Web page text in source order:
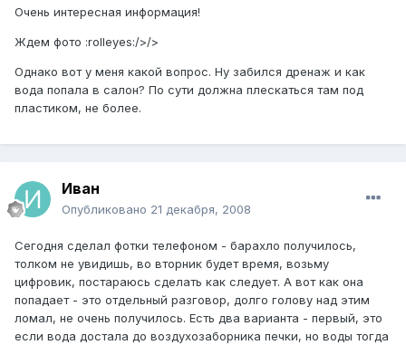
Очень интересная информация!
Ждем фото :rolleyes:/>/>
Однако вот у меня какой вопрос. Ну забился дренаж и как
вода попала в салон? По сути должна плескаться там под
пластиком, не более.
Иван
Опубликовано 21 декабря, 2008
Сегодня сделал фотки телефоном - барахло получилось,
толком не увидишь, во вторник будет время, возьму
цифровик, постараюсь сделать как следует. А вот как она
попадает - это отдельный разговор, долго голову над этим
ломал, не очень получилось. Есть два варианта - первый, это
если вода достала до воздухозаборника печки, но воды тогда